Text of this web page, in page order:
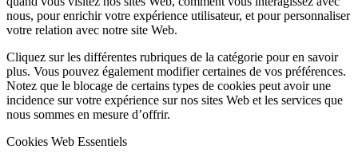
nous, pour enrichir votre expérience utilisateur, et pour personnaliser
votre relation avec notre site Web.
Cliquez sur les différentes rubriques de la catégorie pour en savoir
plus. Vous pouvez également modifier certaines de vos préférences.
Notez que le blocage de certains types de cookies peut avoir une
incidence sur votre expérience sur nos sites Web et les services que
nous sommes en mesure d’offrir.
Cookies Web Essentiels